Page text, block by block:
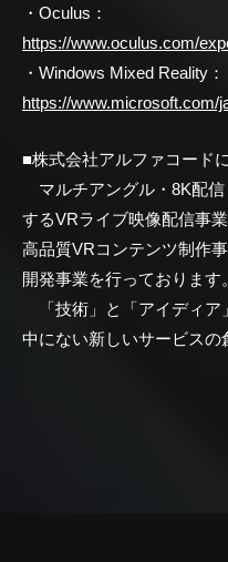
・Oculus：
https://www.oculus.com/
・Windows Mixed Reality：
https://www.microsoft.com/
■株式会社アルファコード
マルチアングル・8K配信
するVRライブ映像配信事
高品質VRコンテンツ制作
開発事業を行っております。
「技術」と「アイディア
中にない新しいサービスの